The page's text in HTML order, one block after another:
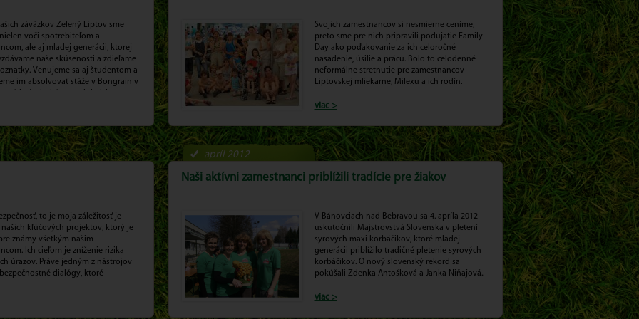
záväzkov Zelený Liptov sme
voči spotrebiteľom a
ale aj mladej generácii, ktorej
naše skúsenosti a zdieľame
Venujeme sa aj študentom a
im absolvovať stáže v Bongrain v
a získať tak skúsenosti do ich
profesionálneho života.
Svojich zamestnancov si nesmierne ceníme,
preto sme pre nich pripravili podujatie Family
Day ako poďakovanie za ich celoročné
nasadenie, úsilie a prácu. Bolo to celodenné
neformálne stretnutie pre zamestnancov
Liptovskej mliekarne, Milexu a ich rodín.
viac >
to je moja záležitosť je
našich kľúčových projektov, ktorý je
známy všetkým našim
Ich cieľom je zníženie rizika
úrazov. Práve jedným z nástrojov
dialógy, ktoré
prebiehajú v Liptovskej mliekarni.
Naši aktívni zamestnanci priblížili tradície pre žiakov
apríl 2012
V Bánovciach nad Bebravou sa 4. apríla 2012
uskutočnili Majstrovstvá Slovenska v pletení
syrových maxi korbáčikov, ktoré mladej
generácii priblížilo tradičné pletenie syrových
korbáčikov. O nový slovenský rekord sa
pokúšali Zdenka Antošková a Janka Niňajová..
viac >